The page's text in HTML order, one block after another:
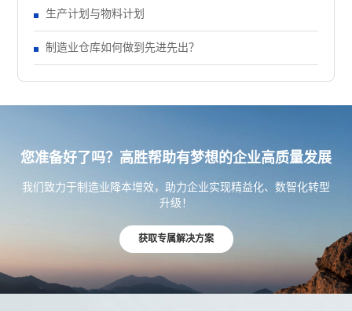
生产计划与物料计划
制造业仓库如何做到先进先出？
您准备好了吗？高胜帮助有梦想的企业高质量发展
我们致力于制造业降本增效，助力企业实现精益化、数智化转型
升级！
获取专属解决方案